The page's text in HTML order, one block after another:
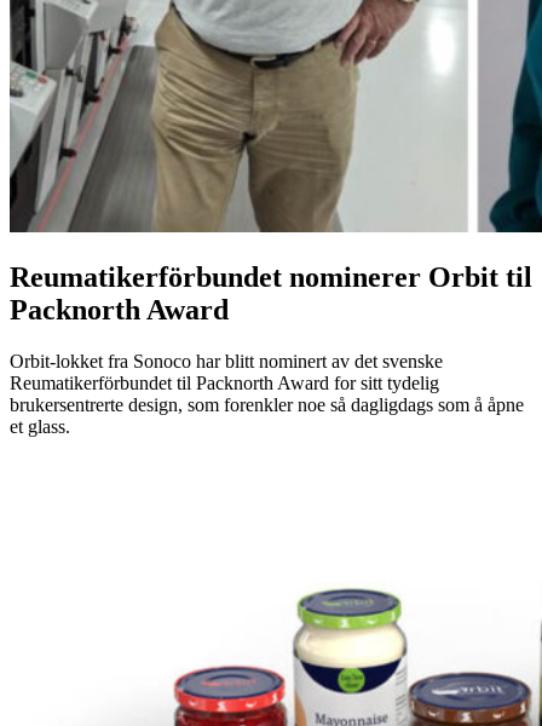
Reumatikerförbundet nominerer Orbit til
Packnorth Award
Orbit-lokket fra Sonoco har blitt nominert av det svenske
Reumatikerförbundet til Packnorth Award for sitt tydelig
brukersentrerte design, som forenkler noe så dagligdags som å åpne
et glass.